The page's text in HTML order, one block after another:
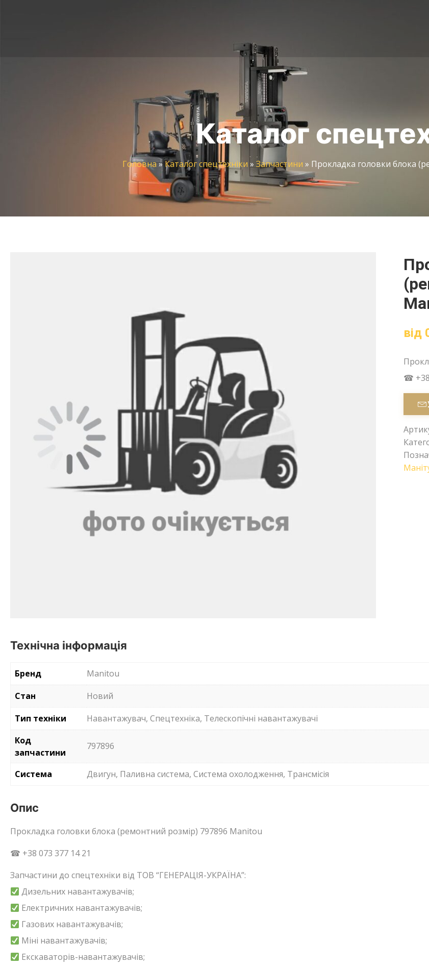
Каталог
Головна» Каталог спецтехніки » Запчастини » Прокладка головки блока
від
☎ +38
Технічна інформація
Бренд
Manitou
Стан
Новий
Тип техніки
Навантажувач, Спецтехніка, Телескопічні навантажувачі
Код
запчастини
797896
Система Двигун, Паливна система, Система охолодження, Трансмісія
Опис
Прокладка головки блока (ремонтний розмір) 797896 Manitou
☎ +38 073 377 14 21
Запчастини до спецтехніки від ТОВ “ГЕНЕРАЦІЯ-УКРАЇНА”:
Дизельних навантажувачів;
Електричних навантажувачів;
Газових навантажувачів;
Міні навантажувачів;
Екскаваторів-навантажувачів;